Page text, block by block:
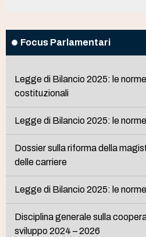
Focus Parlamentari
Legge di Bilancio 2025: le
costituzionali
Legge di Bilancio 2025: le
Dossier sulla riforma della
delle carriere
Legge di Bilancio 2025: le
Disciplina generale sulla
sviluppo 2024 – 2026